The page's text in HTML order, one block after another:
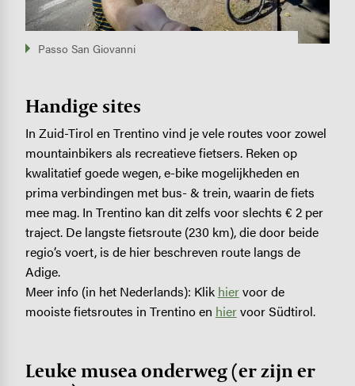
Passo San Giovanni
Handige sites
In Zuid-Tirol en Trentino vind je vele routes voor zowel
mountainbikers als recreatieve fietsers. Reken op
kwalitatief goede wegen, e-bike mogelijkheden en
prima verbindingen met bus- & trein, waarin de fiets
mee mag. In Trentino kan dit zelfs voor slechts € 2 per
traject. De langste fietsroute (230 km), die door beide
regio’s voert, is de hier beschreven route langs de
Adige.
Meer info (in het Nederlands): Klik hiervoor de
mooiste fietsroutes in Trentino en hiervoor Südtirol.
Leuke musea onderweg (er zijn er